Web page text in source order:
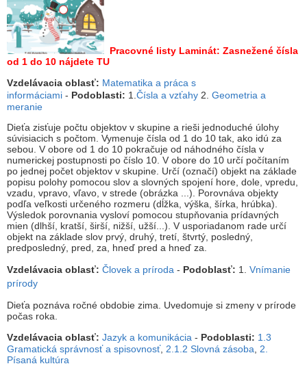
Pracovné listy Laminát: Zasnežené čísla
od 1 do 10 nájdete TU
Vzdelávacia oblasť: Matematika a práca s
informáciami - Podoblasti: 1. Čísla a vzťahy 2. Geometria a
meranie
Dieťa zisťuje počtu objektov v skupine a rieši jednoduché úlohy
súvisiacich s počtom. Vymenuje čísla od 1 do 10 tak, ako idú za
sebou. V obore od 1 do 10 pokračuje od náhodného čísla v
numerickej postupnosti po číslo 10. V obore do 10 určí počítaním
po jednej počet objektov v skupine. Určí (označí) objekt na základe
popisu polohy pomocou slov a slovných spojení hore, dole, vpredu,
vzadu, vpravo, vľavo, v strede (obrázka ...). Porovnáva objekty
podľa veľkosti určeného rozmeru (dĺžka, výška, šírka, hrúbka).
Výsledok porovnania vysloví pomocou stupňovania prídavných
mien (dlhší, kratší, širší, nižší, užší...). V usporiadanom rade určí
objekt na základe slov prvý, druhý, tretí, štvrtý, posledný,
predposledný, pred, za, hneď pred a hneď za.
Vzdelávacia oblasť: Človek a príroda - Podoblasť: 1. Vnímanie
prírody
Dieťa poznáva ročné obdobie zima. Uvedomuje si zmeny v prírode
počas roka.
Vzdelávacia oblasť: Jazyk a komunikácia - Podoblasti: 1.3
Gramatická správnosť a spisovnosť, 2.1.2 Slovná zásoba
2.
Písaná kultúra